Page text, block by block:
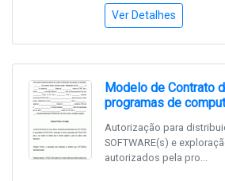
Ver Detalhes
Modelo de Contrato
programas de
Autorização para
SOFTWARE(s) e
autorizados pela pro...